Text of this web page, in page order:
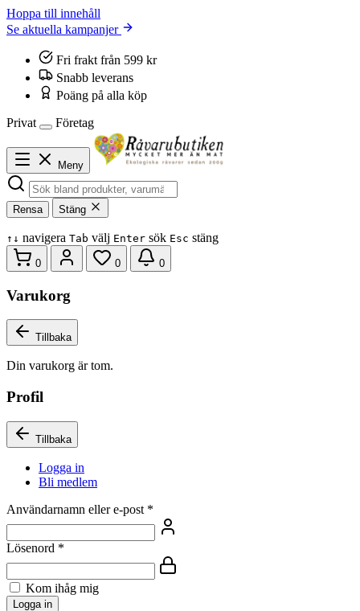
Hoppa till innehåll
Se aktuella kampanjer
Fri frakt från 599 kr
Snabb leverans
Poäng på alla köp
Privat
Företag
Meny
Rensa Stäng
↑ ↓ navigera Tab välj Enter sök Esc stäng
0 0 0
Varukorg
Tillbaka
Din varukorg är tom.
Profil
Tillbaka
Logga in
Bli medlem
Användarnamn eller e-post *
Lösenord *
Kom ihåg mig
Logga in